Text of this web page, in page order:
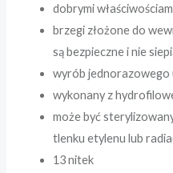
dobrymi
brzegi złożone do
są bezpieczne i nie
wyrób jednorazowego
wykonany z
może być
tlenku etylenu lub
13 nitek